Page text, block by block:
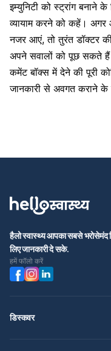
इम्युनिटी को स्ट्रांग बनाने
व्यायाम करने को कहें।
नजर आएं, तो तुरंत डॉक्टर
अपने सवालों को पूछ सकते
कमेंट बॉक्स में देने की पूरी
जानकारी से अवगत कराने
हैलो स्वास्थ्य आपका सबसे भरोसेमंद
लिए जानकारी दे सके.
हमें फॉलो करें
डिस्कवर